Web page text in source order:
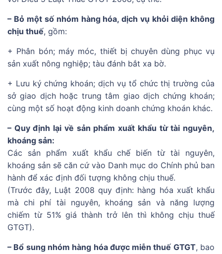
– Bỏ một số nhóm hàng hóa, dịch vụ khỏi diện không
chịu thuế, gồm:
+ Phân bón; máy móc, thiết bị chuyên dùng phục vụ
sản xuất nông nghiệp; tàu đánh bắt xa bờ.
+ Lưu ký chứng khoán; dịch vụ tổ chức thị trường của
sở giao dịch hoặc trung tâm giao dịch chứng khoán;
cùng một số hoạt động kinh doanh chứng khoán khác.
– Quy định lại về sản phẩm xuất khẩu từ tài nguyên,
khoáng sản:
Các sản phẩm xuất khẩu chế biến từ tài nguyên,
khoáng sản sẽ căn cứ vào Danh mục do Chính phủ ban
hành để xác định đối tượng không chịu thuế.
(Trước đây, Luật 2008 quy định: hàng hóa xuất khẩu
mà chi phí tài nguyên, khoáng sản và năng lượng
chiếm từ 51% giá thành trở lên thì không chịu thuế
GTGT).
– Bổ sung nhóm hàng hóa được miễn thuế GTGT, bao